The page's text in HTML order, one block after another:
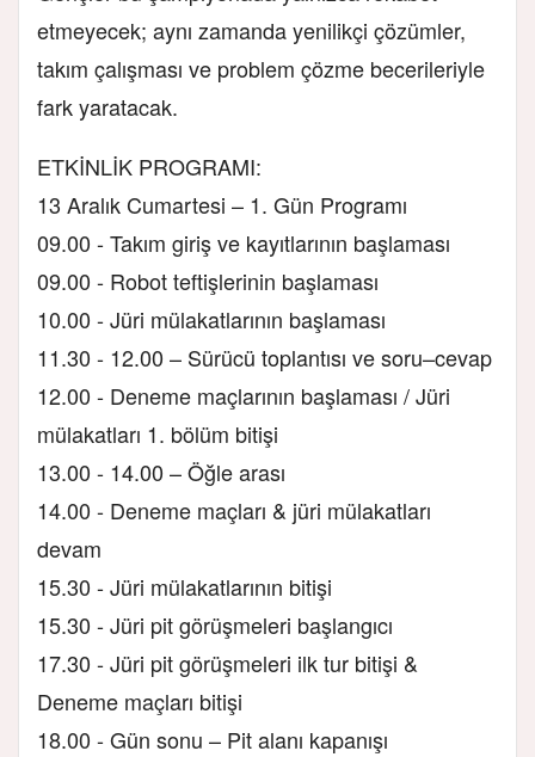
etmeyecek; aynı zamanda yenilikçi çözümler,
takım çalışması ve problem çözme becerileriyle
fark yaratacak.
ETKİNLİK PROGRAMI:
13 Aralık Cumartesi – 1. Gün Programı
09.00 - Takım giriş ve kayıtlarının başlaması
09.00 - Robot teftişlerinin başlaması
10.00 - Jüri mülakatlarının başlaması
11.30 - 12.00 – Sürücü toplantısı ve soru–cevap
12.00 - Deneme maçlarının başlaması / Jüri
mülakatları 1. bölüm bitişi
13.00 - 14.00 – Öğle arası
14.00 - Deneme maçları & jüri mülakatları
devam
15.30 - Jüri mülakatlarının bitişi
15.30 - Jüri pit görüşmeleri başlangıcı
17.30 - Jüri pit görüşmeleri ilk tur bitişi &
Deneme maçları bitişi
18.00 - Gün sonu – Pit alanı kapanışı